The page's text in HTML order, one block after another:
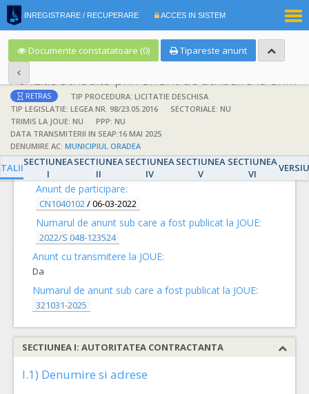
INREGISTRARE / RECUPERARE ACCES IN SISTEM
Documente constatatoare (0) Tipareste anunt
Achizitie atribuita prin anunt de atribuire la anunt de participare
RETRAS
TIP PROCEDURA: LICITATIE DESCHISA
TIP LEGISLATIE: LEGEA NR. 98/23.05.2016
SECTORIALE: NU
TRIMIS LA JOUE: NU
PPP: NU
DATA TRANSMITERII IN SEAP:16 MAI 2025
DENUMIRE AC: MUNICIPIUL ORADEA
SECTIUNEA
I
SECTIUNEA
II
SECTIUNEA
IV
SECTIUNEA
V
SECTIUNEA
VI
DETALII
Anunt de participare:
CN1040102/06-03-2022
Numarul de anunt sub care a fost publicat la JOUE:
2022/S 048-123524
Anunt cu transmitere la JOUE:
Da
Numarul de anunt sub care a fost publicat la JOUE:
321031-2025
SECTIUNEA I: AUTORITATEA CONTRACTANTA
I.1) Denumire si adrese